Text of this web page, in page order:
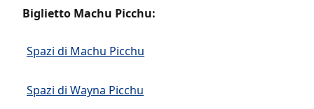
Biglietto Machu Picchu:
Spazi di Machu Picchu
Spazi di Wayna Picchu